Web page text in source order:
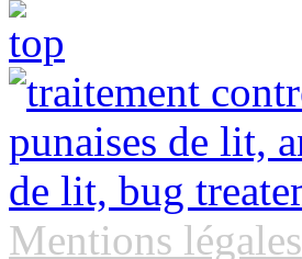
Mentions légales